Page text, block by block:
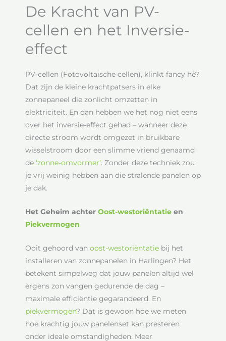
De Kracht van PV-
cellen en het Inversie-
effect
PV-cellen (Fotovoltaïsche cellen), klinkt fancy hè?
Dat zijn de kleine krachtpatsers in elke
zonnepaneel die zonlicht omzetten in
elektriciteit. En dan hebben we het nog niet eens
over het inversie-effect gehad – wanneer deze
directe stroom wordt omgezet in bruikbare
wisselstroom door een slimme vriend genaamd
de ‘zonne-omvormer’. Zonder deze techniek zou
je vrij weinig hebben aan die stralende panelen op
je dak.
Het Geheim achter Oost-westoriëntatie en
Piekvermogen
Ooit gehoord van oost-westoriëntatie bij het
installeren van zonnepanelen in Harlingen? Het
betekent simpelweg dat jouw panelen altijd wel
ergens zon vangen gedurende de dag –
maximale efficiëntie gegarandeerd. En
piekvermogen? Dat is gewoon hoe we meten
hoe krachtig jouw panelenset kan presteren
onder ideale omstandigheden. Meer